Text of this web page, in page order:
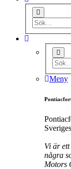
Meny
Vi är
några
Motors